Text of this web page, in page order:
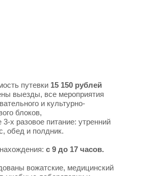
путевки 15 150 рублей
выезды, все мероприятия
и культурно-
блоков,
3-х разовое питание: утренний
обед и полдник.
с 9 до 17 часов.
вожатские, медицинский